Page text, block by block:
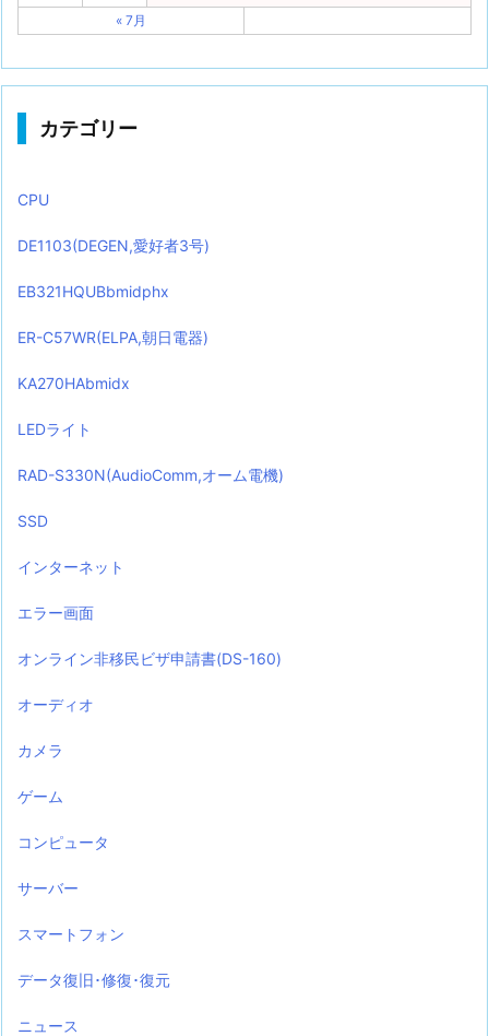
« 7月
カテゴリー
CPU
DE1103(DEGEN,愛好者3号)
EB321HQUBbmidphx
ER-C57WR(ELPA,朝日電器)
KA270HAbmidx
LEDライト
RAD-S330N(AudioComm,オーム電機)
SSD
インターネット
エラー画面
オンライン非移民ビザ申請書(DS-160)
オーディオ
カメラ
ゲーム
コンピュータ
サーバー
スマートフォン
データ復旧･修復･復元
ニュース